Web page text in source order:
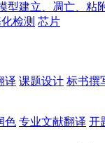
型建立、凋亡、粘
检测 芯片
译 课题设计 标书撰
色 专业文献翻译 开